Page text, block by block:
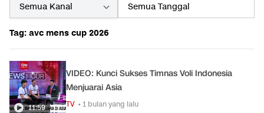
Tag: avc mens cup 2026
11:59
VIDEO: Kunci Sukses Timnas Voli Indonesia
Menjuarai Asia
TV • 1 bulan yang lalu